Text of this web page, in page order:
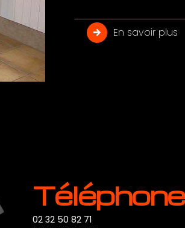
En savoir plus
Téléphone
02 32 50 82 71